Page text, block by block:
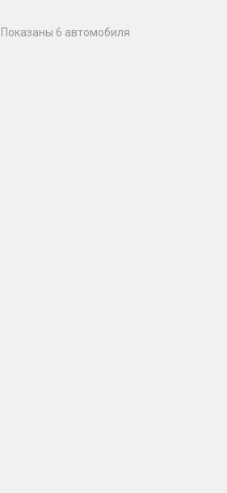
Показаны 6 автомобиля